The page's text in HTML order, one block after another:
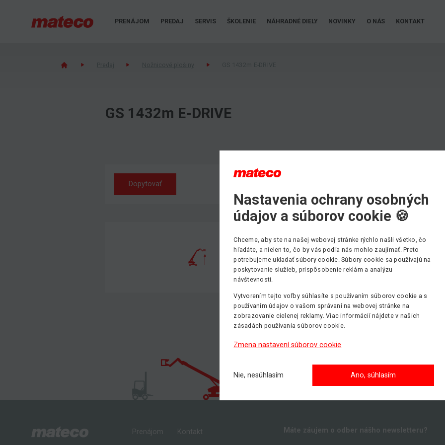
PRENÁJOM PREDAJ SERVIS ŠKOLENIE NÁHRADNÉ DIELY NOVINKY O NÁS KONTAKT
GS 1432m E-DRIVE
Dopytovať
Max. pracovná výška
6.30 m
Min. nosnosť
227 kg
Prenájom Kontakt Máte záujem o odber nášho newsletteru?
Nastavenia ochrany osobných
údajov a súborov cookie 🍪
Chceme, aby ste na našej webovej stránke rýchlo našli všetko, čo
hľadáte, a nielen to, čo by vás podľa nás mohlo zaujímať. Preto
potrebujeme ukladať súbory cookie. Súbory cookie sa používajú na
poskytovanie služieb, prispôsobenie reklám a analýzu
návštevnosti.
Vytvorením tejto voľby súhlasíte s používaním súborov cookie a s
používaním údajov o vašom správaní na webovej stránke na
zobrazovanie cielenej reklamy. Viac informácií nájdete v našich
zásadách používania súborov cookie.
Zmena nastavení súborov cookie
Nie, nesúhlasím Ano, súhlasím